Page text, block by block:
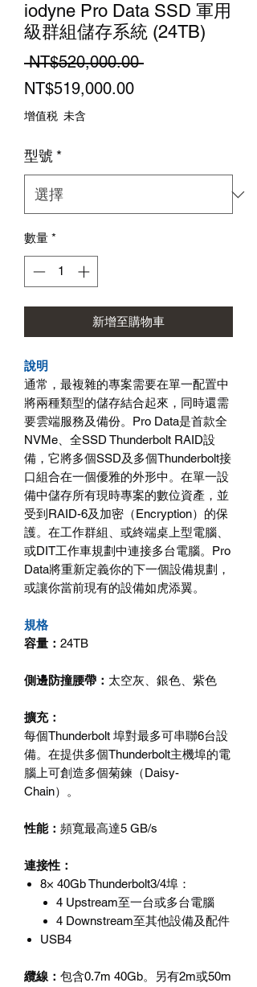
iodyne Pro Data SSD 軍用
級群組儲存系統 (24TB)
NT$520,000.00 一
NT$519,000.00促
增值税 未含
型號 *
數量 *
新增至購物車
說明
通常，最複雜的專案需要在單一配置中
將兩種類型的儲存結合起來，同時還需
要雲端服務及備份。Pro Data是首款全
NVMe、全SSD Thunderbolt RAID設
備，它將多個SSD及多個Thunderbolt接
口組合在一個優雅的外形中。在單一設
備中儲存所有現時專案的數位資產，並
受到RAID-6及加密（Encryption）的保
護。在工作群組、或終端桌上型電腦、
或DIT工作車規劃中連接多台電腦。Pro
Data將重新定義你的下一個設備規劃，
或讓你當前現有的設備如虎添翼。
規格
容量： 24TB
側邊防撞腰帶： 太空灰、銀色、紫色
擴充：
每個Thunderbolt 埠對最多可串聯6台設
備。在提供多個Thunderbolt主機埠的電
腦上可創造多個菊鍊（Daisy-
Chain）。
性能： 頻寬最高達5 GB/s
連接性：
8× 40Gb Thunderbolt3/4埠：
4 Upstream至一台或多台電腦
4 Downstream至其他設備及配件
USB4
纜線： 包含0.7m 40Gb。另有2m或50m